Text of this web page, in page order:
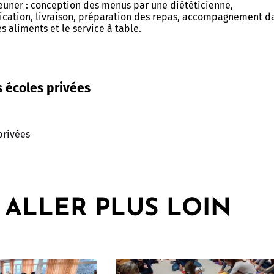
: conception des menus par une diététicienne,
livraison, préparation des repas, accompagnement
aliments et le service à table.
écoles privées
ALLER PLUS LOIN